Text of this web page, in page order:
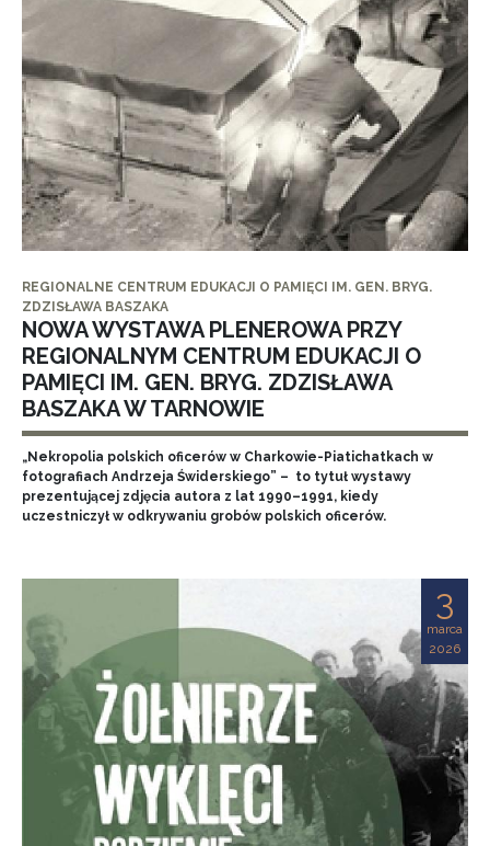
REGIONALNE CENTRUM EDUKACJI O PAMIĘCI IM. GEN. BRYG.
ZDZISŁAWA BASZAKA
NOWA WYSTAWA PLENEROWA PRZY
REGIONALNYM CENTRUM EDUKACJI O
PAMIĘCI IM. GEN. BRYG. ZDZISŁAWA
BASZAKA W TARNOWIE
„Nekropolia polskich oficerów w Charkowie-Piatichatkach w
fotografiach Andrzeja Świderskiego” – to tytuł wystawy
prezentującej zdjęcia autora z lat 1990–1991, kiedy
uczestniczył w odkrywaniu grobów polskich oficerów.
3
marca
2026